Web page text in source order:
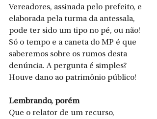
Vereadores, assinada pelo prefeito, e
elaborada pela turma da antessala,
pode ter sido um tipo no pé, ou não!
Só o tempo e a caneta do MP é que
saberemos sobre os rumos desta
denúncia. A pergunta é simples?
Houve dano ao patrimônio público!
Lembrando, porém
Que o relator de um recurso,